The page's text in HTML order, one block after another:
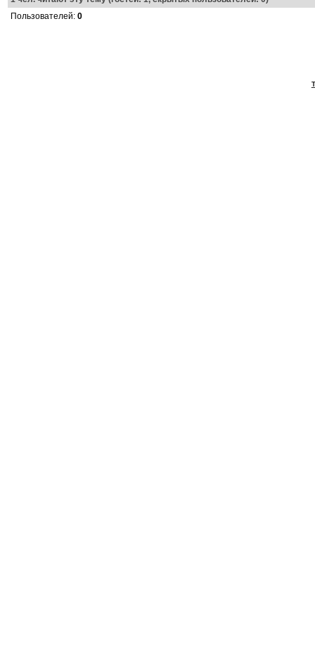
Пользователей: 0